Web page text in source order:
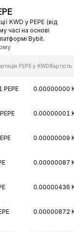
KWD у PEPE (від
часі на основі
Bybit.
PEPE у KWDВартість
PEPE 0.00000000
0.00000001
0.00000009
0.00000087
0.00000436
0.00000872